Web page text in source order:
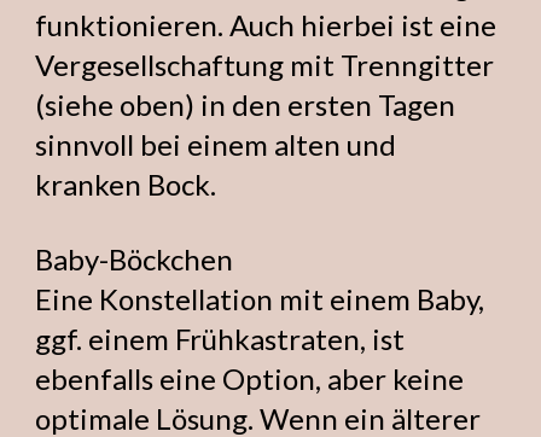
funktionieren. Auch hierbei ist eine
Vergesellschaftung mit Trenngitter
(siehe oben) in den ersten Tagen
sinnvoll bei einem alten und
kranken Bock.
Baby-Böckchen
Eine Konstellation mit einem Baby,
ggf. einem Frühkastraten, ist
ebenfalls eine Option, aber keine
optimale Lösung. Wenn ein älterer